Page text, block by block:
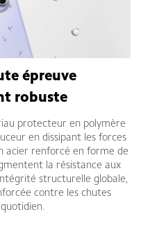
épreuve
robuste
protecteur en polymère
en dissipant les forces
acier renforcé en forme de
la résistance aux
structurelle globale,
contre les chutes